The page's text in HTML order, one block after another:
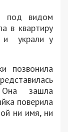
под видом
в квартиру
и украли у
позвонила
Она зашла
поверила
ни имя, ни